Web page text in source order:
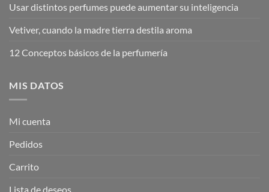
Usar distintos perfumes puede aumentar su inteligencia
Vetiver, cuando la madre tierra destila aroma
12 Conceptos básicos de la perfumería
MIS DATOS
Mi cuenta
Pedidos
Carrito
Lista de deseos